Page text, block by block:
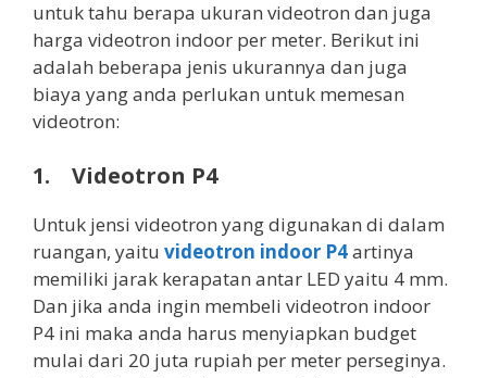
untuk tahu berapa ukuran videotron dan juga
harga videotron indoor per meter. Berikut ini
adalah beberapa jenis ukurannya dan juga
biaya yang anda perlukan untuk memesan
videotron:
1. Videotron P4
Untuk jensi videotron yang digunakan di dalam
ruangan, yaitu videotron indoor P4artinya
memiliki jarak kerapatan antar LED yaitu 4 mm.
Dan jika anda ingin membeli videotron indoor
P4 ini maka anda harus menyiapkan budget
mulai dari 20 juta rupiah per meter perseginya.